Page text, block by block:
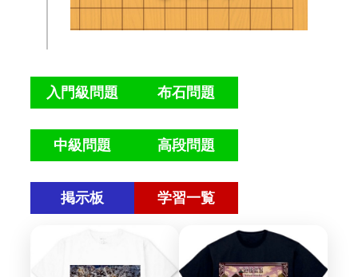
入門級問題 布石問題
中級問題 高段問題
掲示板 学習一覧